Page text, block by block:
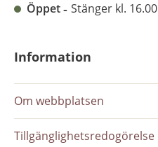
Öppet
Stänger kl. 16.00
Information
Om webbplatsen
Tillgänglighetsredogörelse